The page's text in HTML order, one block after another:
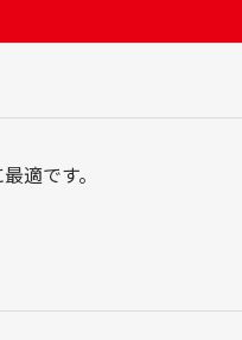
適です。